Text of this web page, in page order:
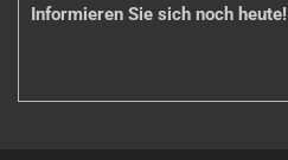
Informieren Sie sich noch heute!